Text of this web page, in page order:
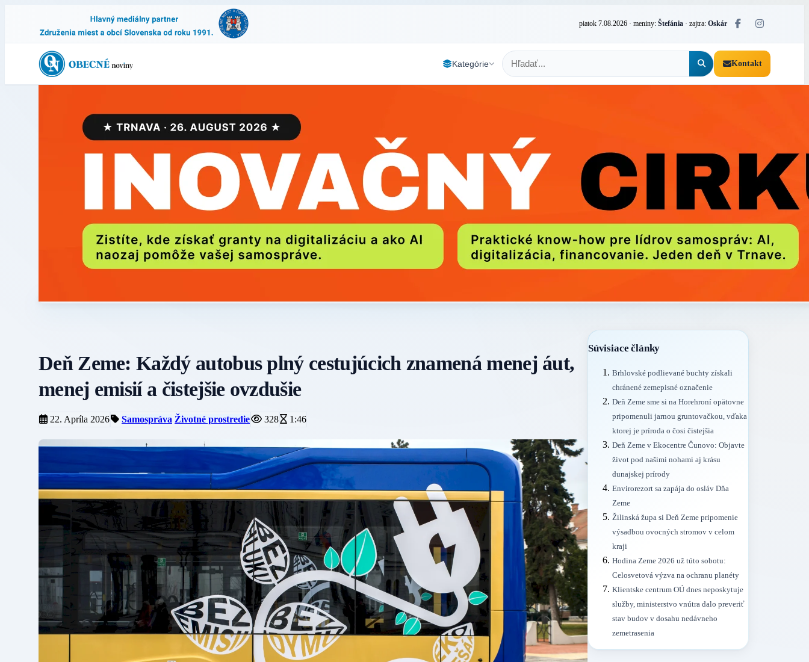
piatok 7.08.2026 · meniny: Štefánia · zajtra: Oskár
Kategórie Kontakt
Deň Zeme: Každý autobus plný cestujúcich znamená menej áut,
menej emisií a čistejšie ovzdušie
22. Apríla 2026 Samospráva Životné prostredie 328 1:46
Súvisiace články
Brhlovské podlievané buchty získali
chránené zemepisné označenie
Deň Zeme sme si na Horehroní opätovne
pripomenuli jarnou gruntovačkou, vďaka
ktorej je príroda o čosi čistejšia
Deň Zeme v Ekocentre Čunovo: Objavte
život pod našimi nohami aj krásu
dunajskej prírody
Envirorezort sa zapája do osláv Dňa
Zeme
Žilinská župa si Deň Zeme pripomenie
výsadbou ovocných stromov v celom
kraji
Hodina Zeme 2026 už túto sobotu:
Celosvetová výzva na ochranu planéty
Klientske centrum OÚ dnes neposkytuje
služby, ministerstvo vnútra dalo preveriť
stav budov v dosahu nedávneho
zemetrasenia